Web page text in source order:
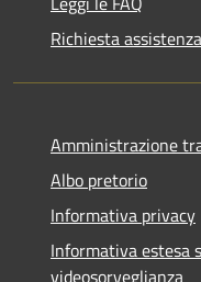
Richiesta assistenza
Amministrazione
Albo pretorio
Informativa privacy
Informativa estesa
videosorveglianza